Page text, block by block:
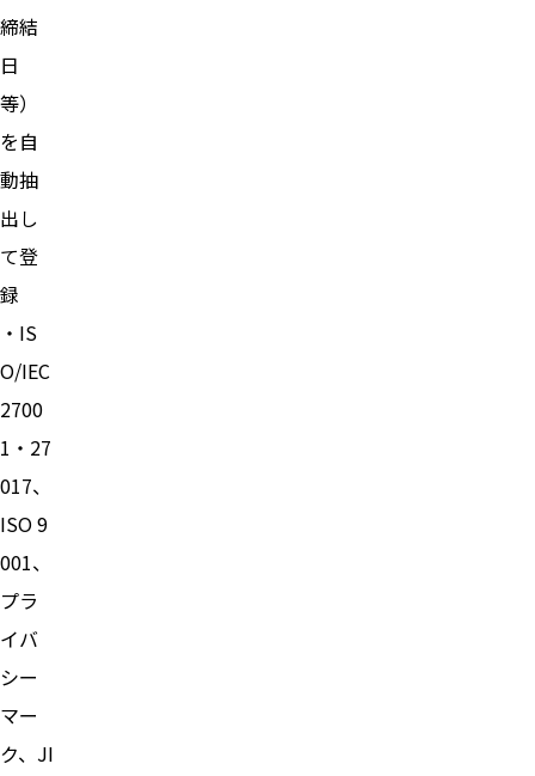
締結
日
等）
を自
動抽
出し
て登
録
・IS
O/IEC
2700
1・27
017、
ISO 9
001、
プラ
イバ
シー
マー
ク、JI